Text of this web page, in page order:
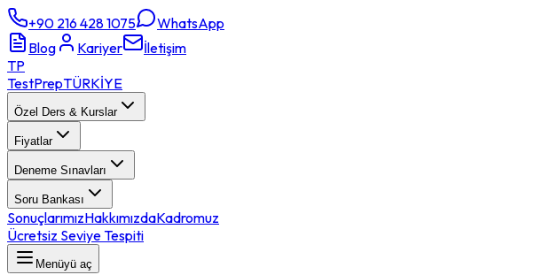
+90 216 428 1075
WhatsApp
Blog
Kariyer
İletişim
TP
TestPrepTÜRKİYE
Özel Ders & Kurslar
Fiyatlar
Deneme Sınavları
Soru Bankası
SonuçlarımızHakkımızdaKadromuz
Ücretsiz Seviye Tespiti
Menüyü aç